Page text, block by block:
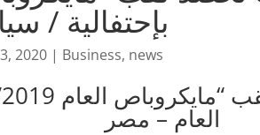
بإحتفالية /
2020 | Business, news
العام – مصر